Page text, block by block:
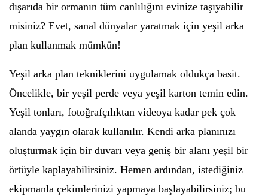
dışarıda bir ormanın tüm canlılığını evinize taşıyabilir
misiniz? Evet, sanal dünyalar yaratmak için yeşil arka
plan kullanmak mümkün!
Yeşil arka plan tekniklerini uygulamak oldukça basit.
Öncelikle, bir yeşil perde veya yeşil karton temin edin.
Yeşil tonları, fotoğrafçılıktan videoya kadar pek çok
alanda yaygın olarak kullanılır. Kendi arka planınızı
oluşturmak için bir duvarı veya geniş bir alanı yeşil bir
örtüyle kaplayabilirsiniz. Hemen ardından, istediğiniz
ekipmanla çekimlerinizi yapmaya başlayabilirsiniz; bu